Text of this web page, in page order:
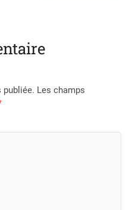
publiée. Les champs